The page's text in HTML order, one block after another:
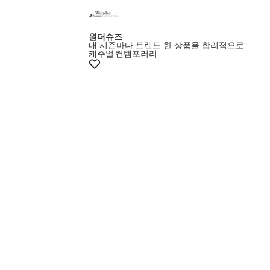
원더슈즈
매 시즌마다 트랜드 한 상품을 합리적으로.
캐주얼 컨템포러리